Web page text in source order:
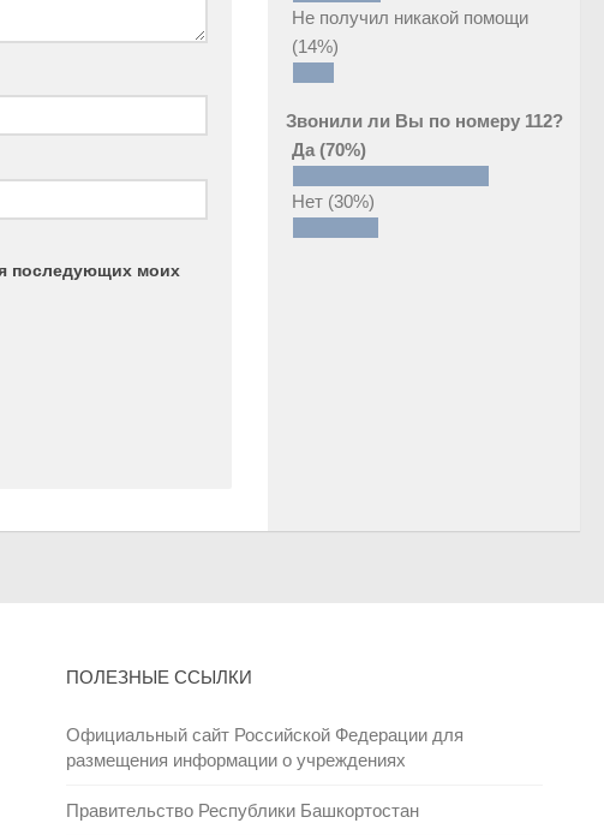
последующих моих
Не получил никакой помощи
(14%)
Звонили ли Вы по номеру 112?
Да (70%)
Нет (30%)
ПОЛЕЗНЫЕ ССЫЛКИ
Официальный сайт Российской Федерации для
размещения информации о учреждениях
Правительство Республики Башкортостан